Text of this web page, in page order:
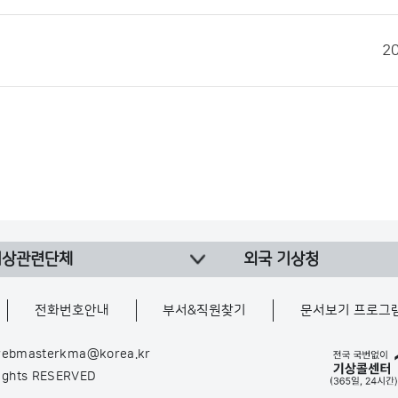
관련단체 외국 기상청
전화번호안내 부서&직원찾기 문서보기 프로그
RESERVED